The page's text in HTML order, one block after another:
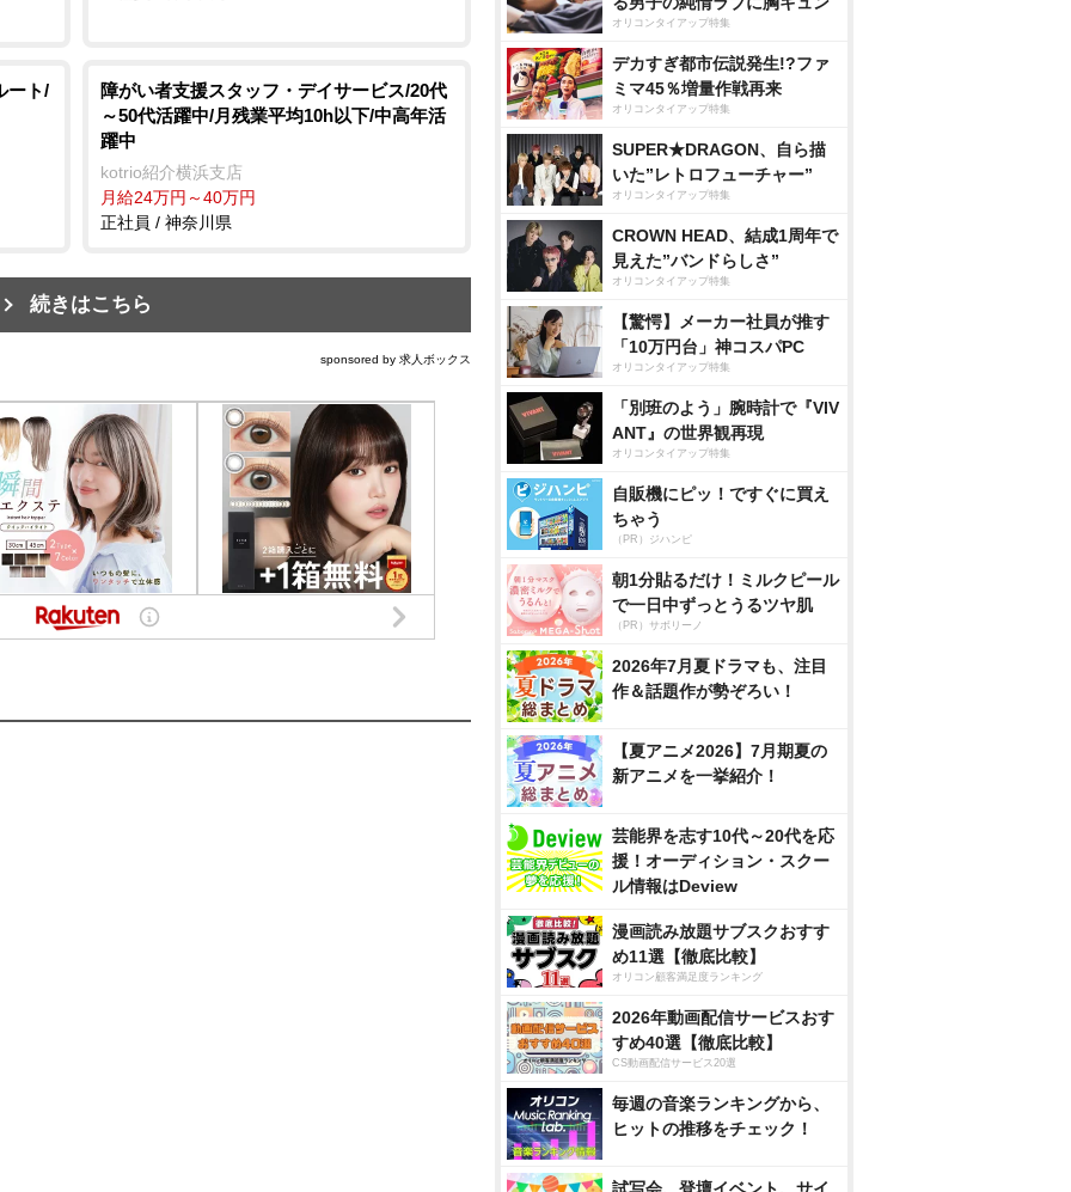
ート/
障がい者支援スタッフ・デイサービス/20代
～50代活躍中/月残業平均10h以下/中高年活
躍中
kotrio紹介横浜支店
月給24万円～40万円
正社員 / 神奈川県
続きはこちら
sponsored by 求人ボックス
オリコンタイアップ特集
デカすぎ都市伝説発生!?ファ
ミマ45％増量作戦再来
オリコンタイアップ特集
SUPER★DRAGON、自ら描
いた”レトロフューチャー”
オリコンタイアップ特集
CROWN HEAD、結成1周年で
見えた”バンドらしさ”
オリコンタイアップ特集
【驚愕】メーカー社員が推す
「10万円台」神コスパPC
オリコンタイアップ特集
「別班のよう」腕時計で『VIV
ANT』の世界観再現
オリコンタイアップ特集
自販機にピッ！ですぐに買え
ちゃう
（PR）ジハンピ
朝1分貼るだけ！ミルクピール
で一日中ずっとうるツヤ肌
（PR）サボリーノ
2026年7月夏ドラマも、注目
作＆話題作が勢ぞろい！
【夏アニメ2026】7月期夏の
新アニメを一挙紹介！
芸能界を志す10代～20代を応
援！オーディション・スクー
ル情報はDeview
漫画読み放題サブスクおすす
め11選【徹底比較】
オリコン顧客満足度ランキング
2026年動画配信サービスおす
すめ40選【徹底比較】
CS動画配信サービス20選
毎週の音楽ランキングから、
ヒットの推移をチェック！